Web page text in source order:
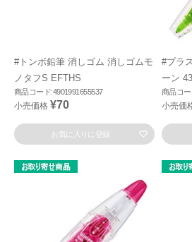
#トンボ鉛筆 消しゴム 消しゴムモ
ノタフS EFTHS
商品コード:4901991655537
小売価格 ¥70
お気に入りに登録
#プラ
ーン
商品コー
小売価